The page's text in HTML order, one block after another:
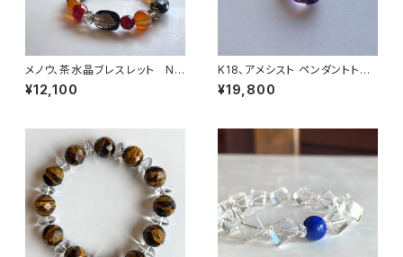
メノウ、茶水晶ブレスレット No.
15454
¥12,100
K18、アメシスト ペンダントトッ
プ No.22824
¥19,800